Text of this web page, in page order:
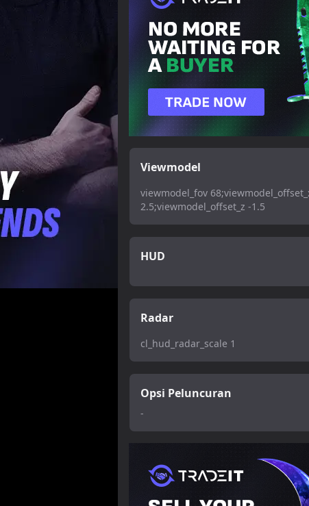
Viewmodel
viewmodel_fov
2.5;viewmodel_offset_z -1.5
HUD
Radar
cl_hud_radar_scale 1
Opsi Peluncuran
-